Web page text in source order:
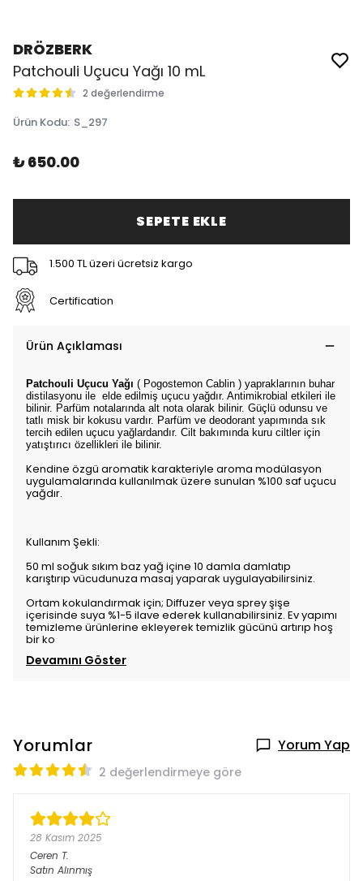
DRÖZBERK
Patchouli Uçucu Yağı 10 mL
2 değerlendirme
Ürün Kodu: S_297
₺ 650.00
SEPETE EKLE
1.500 TL üzeri ücretsiz kargo
Certification
Ürün Açıklaması
Patchouli Uçucu Yağı ( Pogostemon Cablin ) yapraklarının buhar
distilasyonu ile elde edilmiş uçucu yağdır. Antimikrobial etkileri ile
bilinir. Parfüm notalarında alt nota olarak bilinir. Güçlü odunsu ve
tatlı misk bir kokusu vardır. Parfüm ve deodorant yapımında sık
tercih edilen uçucu yağlardandır. Cilt bakımında kuru ciltler için
yatıştırıcı özellikleri ile bilinir.
Kendine özgü aromatik karakteriyle aroma modülasyon
uygulamalarında kullanılmak üzere sunulan %100 saf uçucu
yağdır.
Kullanım Şekli:
50 ml soğuk sıkım baz yağ içine 10 damla damlatıp
karıştırıp vücudunuza masaj yaparak uygulayabilirsiniz.
Ortam kokulandırmak için; Diffuzer veya sprey şişe
içerisinde suya %1-5 ilave ederek kullanabilirsiniz. Ev yapımı
temizleme ürünlerine ekleyerek temizlik gücünü artırıp hoş
bir ko
Devamını Göster
Yorumlar Yorum Yap
2 değerlendirmeye göre
28 Kasım 2025
Ceren T.
Satın Alınmış